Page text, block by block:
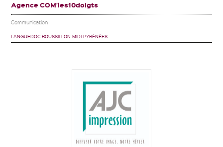
Agence COM’les10doigts
Communication
LANGUEDOC-ROUSSILLON-MIDI-PYRÉNÉES